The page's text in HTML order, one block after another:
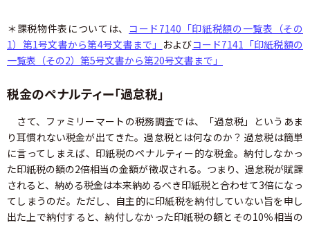
＊課税物件表については、 コード7140「印紙税額の一覧表（その
1）第1号文書から第4号文書まで」 およびコード7141「印紙税額の
一覧表（その2）第5号文書から第20号文書まで」
税金のペナルティー「過怠税」
さて、ファミリーマートの税務調査では、「過怠税」というあま
り耳慣れない税金が出てきた。過怠税とは何なのか？ 過怠税は簡単
に言ってしまえば、印紙税のペナルティー的な税金。納付しなかっ
た印紙税の額の2倍相当の金額が徴収される。つまり、過怠税が賦課
されると、納める税金は本来納めるべき印紙税と合わせて3倍になっ
てしまうのだ。ただし、自主的に印紙税を納付していない旨を申し
出た上で納付すると、納付しなかった印紙税の額とその10％相当の